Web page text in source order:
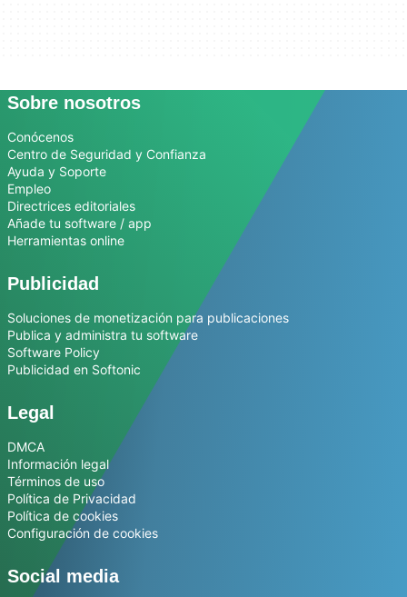
Sobre nosotros
Conócenos
Centro de Seguridad y Confianza
Ayuda y Soporte
Empleo
Directrices editoriales
Añade tu software / app
Herramientas online
Publicidad
Soluciones de monetización para publicaciones
Publica y administra tu software
Software Policy
Publicidad en Softonic
Legal
DMCA
Información legal
Términos de uso
Política de Privacidad
Política de cookies
Configuración de cookies
Social media